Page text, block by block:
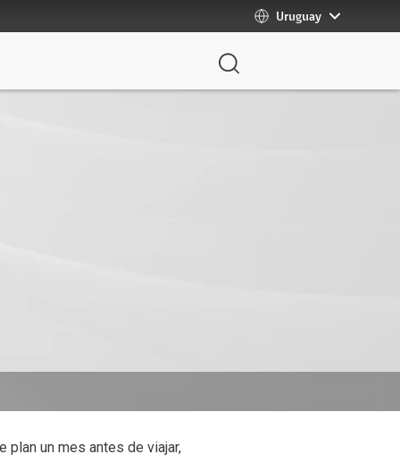
Uruguay
plan un mes antes de viajar,